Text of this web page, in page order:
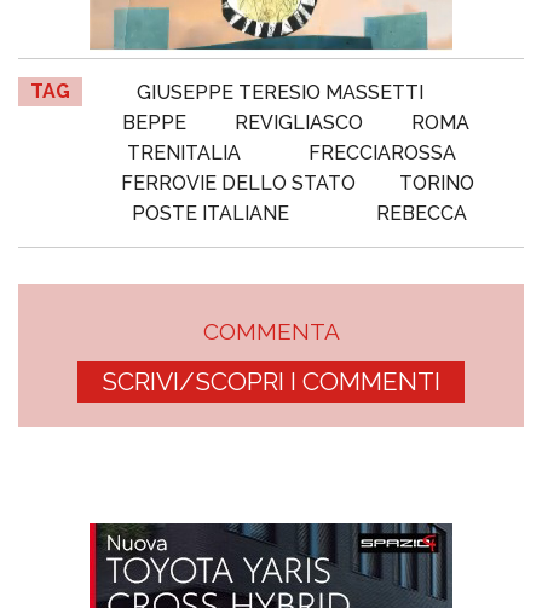
TAG
GIUSEPPE TERESIO MASSETTI
BEPPE
REVIGLIASCO
ROMA
TRENITALIA
FRECCIAROSSA
FERROVIE DELLO STATO
TORINO
POSTE ITALIANE
REBECCA
COMMENTA
SCRIVI/SCOPRI I COMMENTI